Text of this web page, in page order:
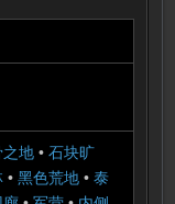
之地 •石块旷
•黑色荒地 •泰